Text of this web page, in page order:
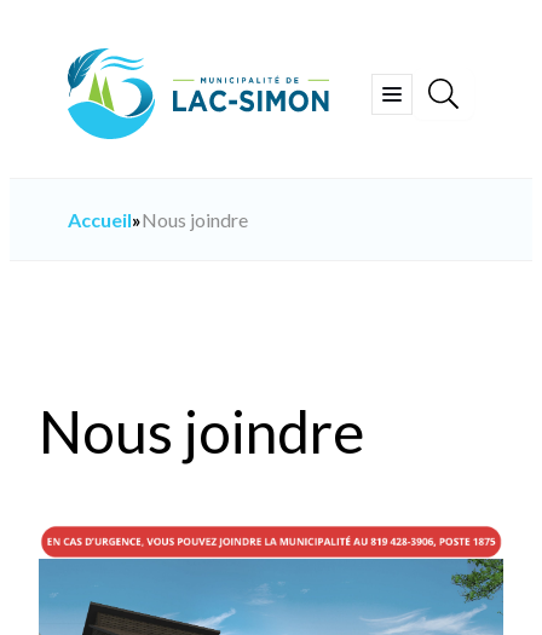
Ouvrir
Accueil»Nous joindre
Nous joindre